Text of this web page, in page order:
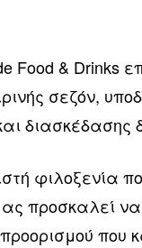
& Drinks
σεζόν,
φιλοξενία
προσκαλεί
που